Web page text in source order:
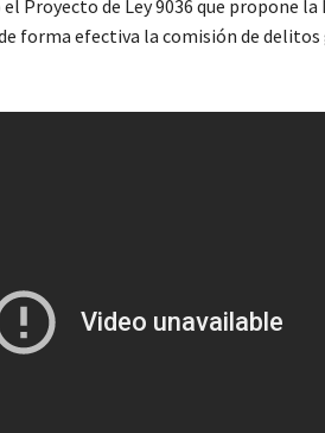
Proyecto de Ley 9036 que propone la
forma efectiva la comisión de delitos